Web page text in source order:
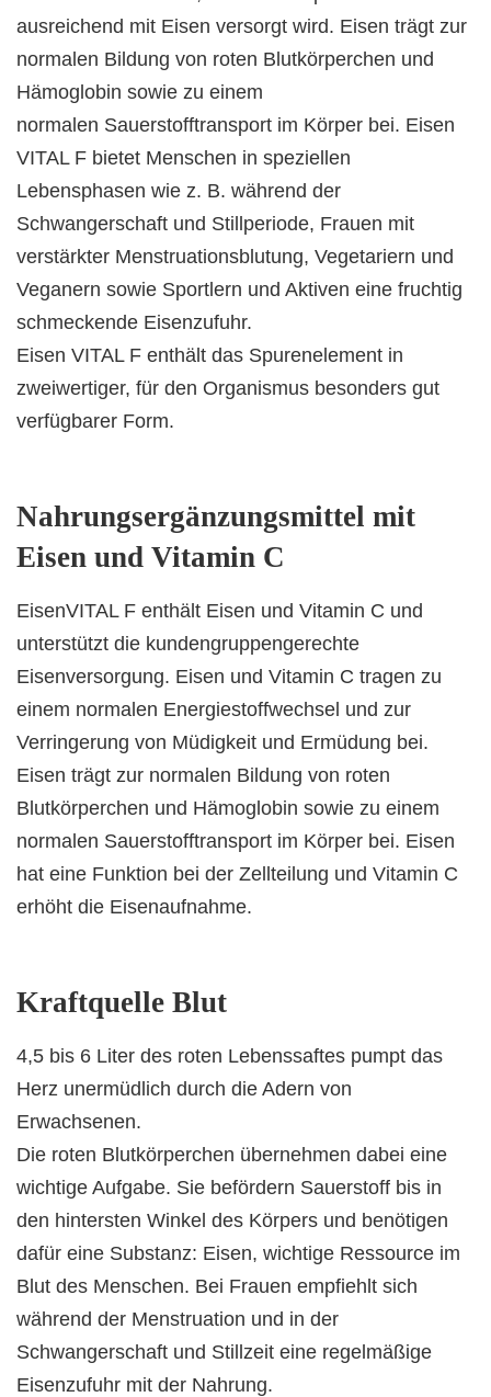
ausreichend mit Eisen versorgt wird. Eisen trägt zur
normalen Bildung von roten Blutkörperchen und
Hämoglobin sowie zu einem
normalen Sauerstofftransport im Körper bei. Eisen
VITAL F bietet Menschen in speziellen
Lebensphasen wie z. B. während der
Schwangerschaft und Stillperiode, Frauen mit
verstärkter Menstruationsblutung, Vegetariern und
Veganern sowie Sportlern und Aktiven eine fruchtig
schmeckende Eisenzufuhr.
Eisen VITAL F enthält das Spurenelement in
zweiwertiger, für den Organismus besonders gut
verfügbarer Form.
Nahrungsergänzungsmittel mit
Eisen und Vitamin C
EisenVITAL F enthält Eisen und Vitamin C und
unterstützt die kundengruppengerechte
Eisenversorgung. Eisen und Vitamin C tragen zu
einem normalen Energiestoffwechsel und zur
Verringerung von Müdigkeit und Ermüdung bei.
Eisen trägt zur normalen Bildung von roten
Blutkörperchen und Hämoglobin sowie zu einem
normalen Sauerstofftransport im Körper bei. Eisen
hat eine Funktion bei der Zellteilung und Vitamin C
erhöht die Eisenaufnahme.
Kraftquelle Blut
4,5 bis 6 Liter des roten Lebenssaftes pumpt das
Herz unermüdlich durch die Adern von
Erwachsenen.
Die roten Blutkörperchen übernehmen dabei eine
wichtige Aufgabe. Sie befördern Sauerstoff bis in
den hintersten Winkel des Körpers und benötigen
dafür eine Substanz: Eisen, wichtige Ressource im
Blut des Menschen. Bei Frauen empfiehlt sich
während der Menstruation und in der
Schwangerschaft und Stillzeit eine regelmäßige
Eisenzufuhr mit der Nahrung.